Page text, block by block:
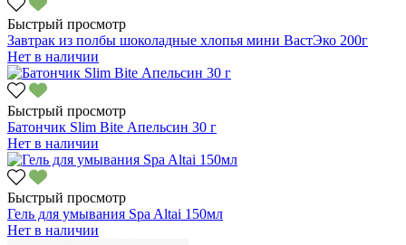
Быстрый просмотр
Завтрак из полбы шоколадные хлопья мини ВастЭко 200г
Нет в наличии
Быстрый просмотр
Батончик Slim Bite Апельсин 30 г
Нет в наличии
Быстрый просмотр
Гель для умывания Spa Altai 150мл
Нет в наличии